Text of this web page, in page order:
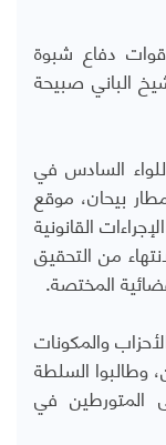
قوات دفاع شبوة
الباني صبيحة
السادس في
بيحان، موقع
القانونية
من التحقيق
المختصة.
والمكونات
وطالبوا السلطة
المتورطين في